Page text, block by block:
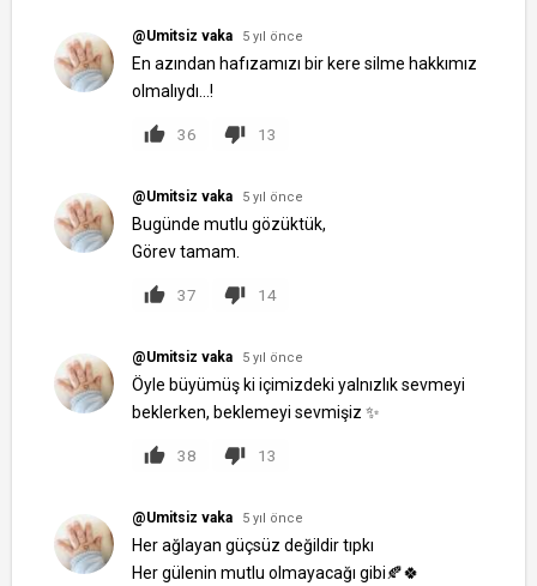
@Umitsiz vaka 5 yıl önce
En azından hafızamızı bir kere silme hakkımız
olmalıydı...!
36 13
@Umitsiz vaka 5 yıl önce
Bugünde mutlu gözüktük,
Görev tamam.
37 14
@Umitsiz vaka 5 yıl önce
Öyle büyümüş ki içimizdeki yalnızlık sevmeyi
beklerken, beklemeyi sevmişiz ✨
38 13
@Umitsiz vaka 5 yıl önce
Her ağlayan güçsüz değildir tıpkı
Her gülenin mutlu olmayacağı gibi🍂🍀